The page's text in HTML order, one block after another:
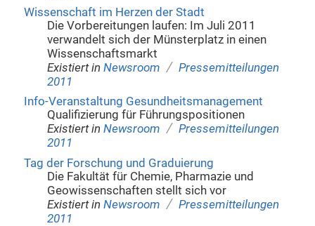
Wissenschaft im Herzen der Stadt
Die Vorbereitungen laufen: Im Juli 2011
verwandelt sich der Münsterplatz in einen
Wissenschaftsmarkt
Existiert in Newsroom / Pressemitteilungen
2011
Info-Veranstaltung Gesundheitsmanagement
Qualifizierung für Führungspositionen
Existiert in Newsroom / Pressemitteilungen
2011
Tag der Forschung und Graduierung
Die Fakultät für Chemie, Pharmazie und
Geowissenschaften stellt sich vor
Existiert in Newsroom / Pressemitteilungen
2011